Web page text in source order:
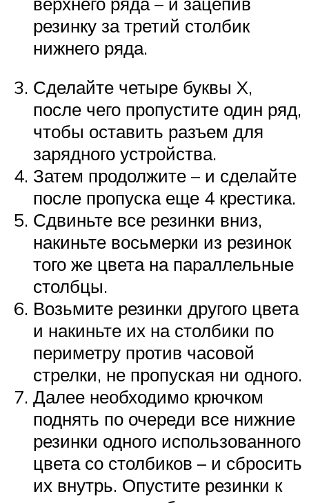
резинку за третий столбик
нижнего ряда.
Сделайте четыре буквы X,
после чего пропустите один ряд,
чтобы оставить разъем для
зарядного устройства.
Затем продолжите – и сделайте
после пропуска еще 4 крестика.
Сдвиньте все резинки вниз,
накиньте восьмерки из резинок
того же цвета на параллельные
столбцы.
Возьмите резинки другого цвета
и накиньте их на столбики по
периметру против часовой
стрелки, не пропуская ни одного.
Далее необходимо крючком
поднять по очереди все нижние
резинки одного использованного
цвета со столбиков – и сбросить
их внутрь. Опустите резинки к